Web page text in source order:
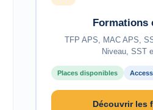
Formations
TFP APS, MAC APS,
Niveau, SST
Places disponibles
Découvrir les